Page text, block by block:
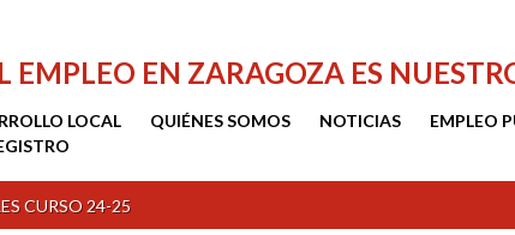
EMPLEO EN ZARAGOZA ES
LOCAL QUIÉNES SOMOS NOTICIAS
EMPLEO
CURSO 24-25